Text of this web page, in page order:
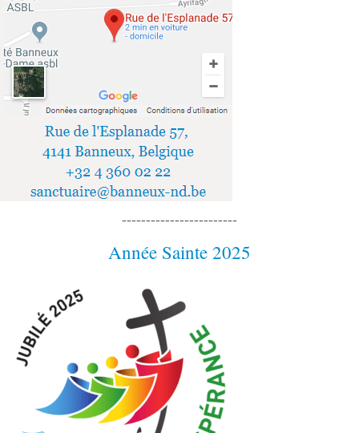
------------------------
Année Sainte 2025